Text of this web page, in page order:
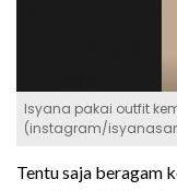
Isyana pakai outfit
(instagram/
Tentu saja beragam